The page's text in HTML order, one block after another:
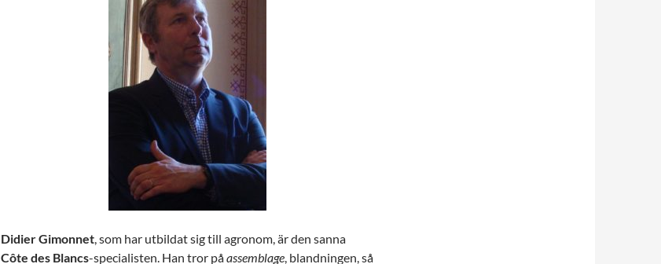
DidierGimonnet, som har utbildat sig till agronom, är den sanna
Côte des Blancs-specialisten. Han tror påassemblage, blandningen, så